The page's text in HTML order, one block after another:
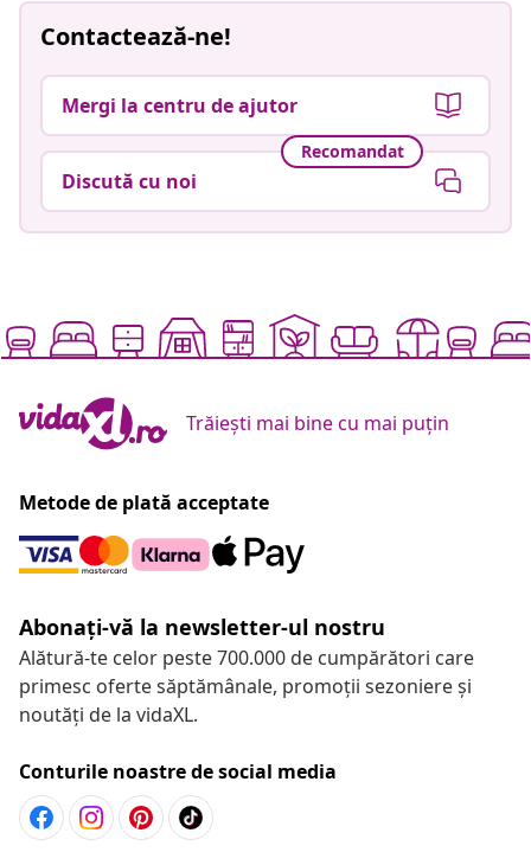
Contactează-ne!
Mergi la centru de ajutor
Recomandat
Discută cu noi
Trăiești mai bine cu mai puțin
Metode de plată acceptate
Abonați-vă la newsletter-ul nostru
Alătură-te celor peste 700.000 de cumpărători care
primesc oferte săptămânale, promoții sezoniere și
noutăți de la vidaXL.
Conturile noastre de social media